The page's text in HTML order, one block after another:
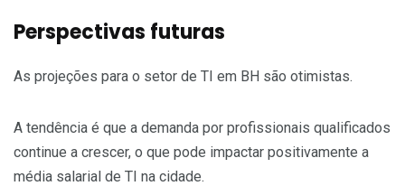
Perspectivas futuras
As projeções para o setor de TI em BH são otimistas.
A tendência é que a demanda por profissionais qualificados
continue a crescer, o que pode impactar positivamente a
média salarial de TI na cidade.